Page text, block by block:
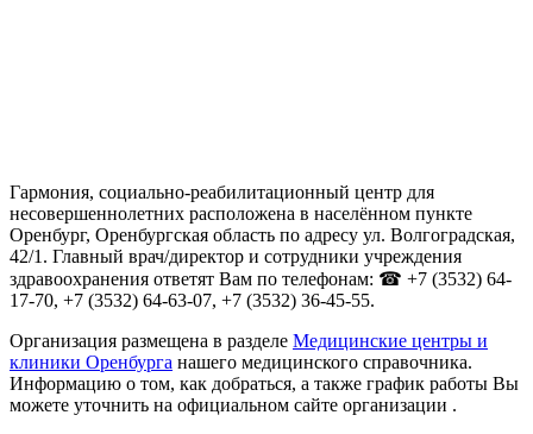
Гармония, социально-реабилитационный центр для
несовершеннолетних расположена в населённом пункте
Оренбург, Оренбургская область по адресу ул. Волгоградская,
42/1. Главный врач/директор и сотрудники учреждения
здравоохранения ответят Вам по телефонам: ☎ +7 (3532) 64-
17-70, +7 (3532) 64-63-07, +7 (3532) 36-45-55.
Организация размещена в разделе Медицинские центры и
клиники Оренбурга нашего медицинского справочника.
Информацию о том, как добраться, а также график работы Вы
можете уточнить на официальном сайте организации .